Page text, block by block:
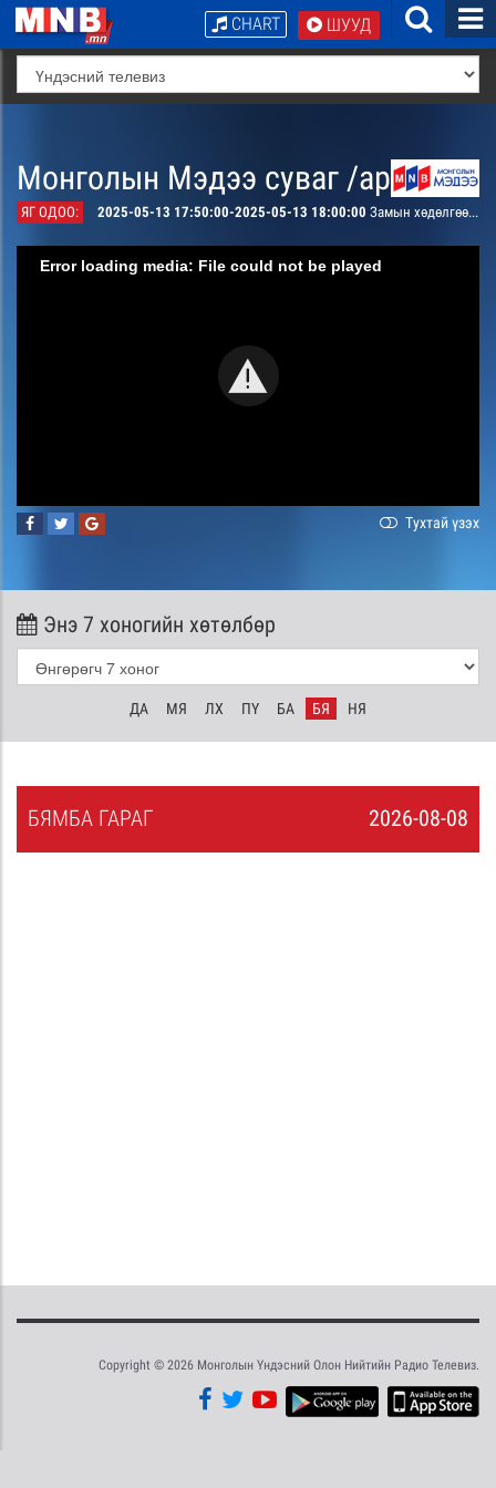
ШУУД
CHART
Монголын Мэдээ суваг /архив/
ЯГ ОДОО: 2025-05-13 17:50:00-2025-05-13 18:00:00 Замын хөдөлгөөний удирдлагын төвөөс мэдээлж байна /шууд/
Error loading media: File could not be played
Тухтай үзэх
Энэ 7 хоногийн хөтөлбөр
ДА МЯ ЛХ ПҮ БА БЯ НЯ
2026-08-08
БЯМБА ГАРАГ
Copyright © 2026 Монголын Үндэсний Олон Нийтийн Радио Телевиз.